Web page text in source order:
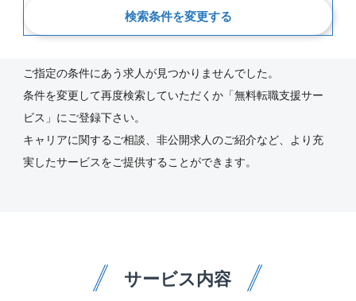
検索条件を変更する
新着順
ご指定の条件にあう求人が見つかりませんでした。
条件を変更して再度検索していただくか「無料転職支援サー
ビス」にご登録下さい。
キャリアに関するご相談、非公開求人のご紹介など、より充
実したサービスをご提供することができます。
サービス内容